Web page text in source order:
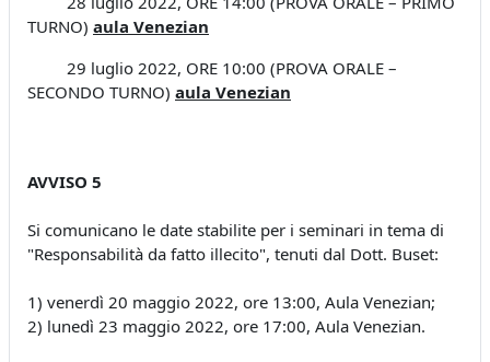
TURNO) aula Venezian
29 luglio 2022, ORE 10:00 (PROVA ORALE –
SECONDO TURNO) aula Venezian
AVVISO 5
Si comunicano le date stabilite per i seminari in tema di
"Responsabilità da fatto illecito", tenuti dal Dott. Buset:
1) venerdì 20 maggio 2022, ore 13:00, Aula Venezian;
2) lunedì 23 maggio 2022, ore 17:00, Aula Venezian.